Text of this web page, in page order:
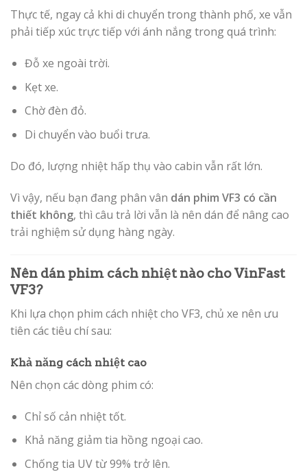
Thực tế, ngay cả khi di chuyển trong thành phố, xe vẫn
phải tiếp xúc trực tiếp với ánh nắng trong quá trình:
Đỗ xe ngoài trời.
Kẹt xe.
Chờ đèn đỏ.
Di chuyển vào buổi trưa.
Do đó, lượng nhiệt hấp thụ vào cabin vẫn rất lớn.
Vì vậy, nếu bạn đang phân vân dán phim VF3 có cần
thiết không, thì câu trả lời vẫn là nên dán để nâng cao
trải nghiệm sử dụng hàng ngày.
Nên dán phim cách nhiệt nào cho VinFast
VF3?
Khi lựa chọn phim cách nhiệt cho VF3, chủ xe nên ưu
tiên các tiêu chí sau:
Khả năng cách nhiệt cao
Nên chọn các dòng phim có:
Chỉ số cản nhiệt tốt.
Khả năng giảm tia hồng ngoại cao.
Chống tia UV từ 99% trở lên.